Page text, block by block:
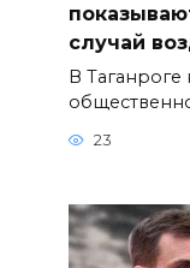
случай
В Таганроге
23